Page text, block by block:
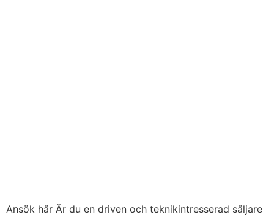
Ansök här Är du en driven och teknikintresserad säljare